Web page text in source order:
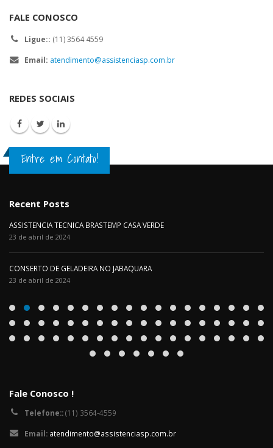
FALE CONOSCO
Ligue:: (11) 3564 4559
Email: atendimento@assistenciasp.com.br
REDES SOCIAIS
Entre em Contato!
Recent Posts
ASSISTENCIA TECNICA BRASTEMP CASA VERDE
23 de abril de 2024
CONSERTO DE GELADEIRA NO JABAQUARA
23 de abril de 2024
Fale Conosco !
Telefone::(11) 3564-4559
Email: atendimento@assistenciasp.com.br